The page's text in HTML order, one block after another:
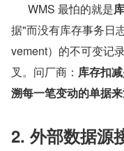
      WMS 最怕的就是
据"而没有库存事务日
vement）的不可变记
叉。问厂商： 库存扣
溯每一笔变动的单据来
2. 外部数据源